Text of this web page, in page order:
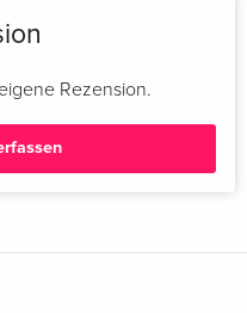
Rezension.